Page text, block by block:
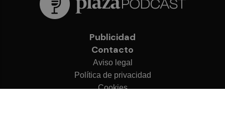
Publicidad
Contacto
Aviso legal
Política de privacidad
Cookies